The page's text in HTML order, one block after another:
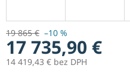
19 865 € –10 %
17 735,90 €
14 419,43 € bez DPH